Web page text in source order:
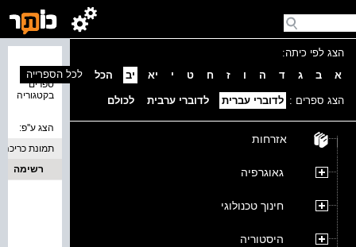
הצג לפי כיתה:
א
ב ג ד ה ו ז ח ט י יא יב הכל
הצג ספרים : לדוברי עברית לדוברי ערבית לכולם
אזרחות
גאוגרפיה
חינוך טכנולוגי
היסטוריה
ספרים
בקטגוריה
לכל הספרייה
הצג ע''פ:
תמונת כריכה
רשימה